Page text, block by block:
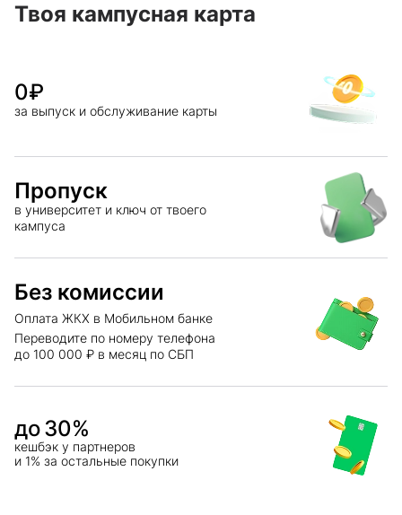
Твоя кампусная карта
0₽
за выпуск и обслуживание карты
Пропуск
в университет и ключ от твоего
кампуса
Без комиссии
Оплата ЖКХ в Мобильном банке
Переводите по номеру телефона
до 100 000 ₽ в месяц по СБП
до30%
кешбэк у партнеров
и 1% за остальные покупки